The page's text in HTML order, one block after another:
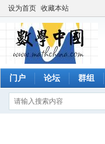
设为首页 收藏本站
门户 论坛 群组